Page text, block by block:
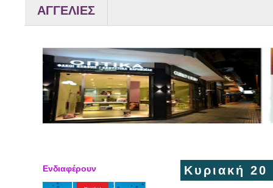
ΑΓΓΕΛΙΕΣ
Κυριακή 20
Ενδιαφέρουν